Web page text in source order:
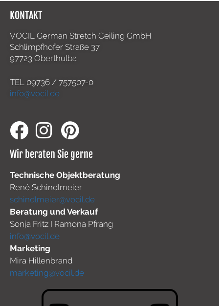
KONTAKT
VOCIL German Stretch Ceiling GmbH
Schlimpfhofer Straße 37
97723 Oberthulba
TEL 09736 / 757507-0
info@vocil.de
Wir beraten Sie gerne
Technische Objektberatung
René Schindlmeier
schindlmeier@vocil.de
Beratung und Verkauf
Sonja Fritz I Ramona Pfrang
info@vocil.de
Marketing
Mira Hillenbrand
marketing@vocil.de